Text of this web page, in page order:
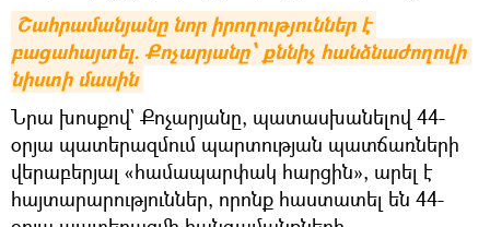
Շահրամանյանը նոր իրողություններ է
բացահայտել. Քոչարյանը՝ քննիչ հանձնաժողովի
նիստի մասին
Նրա խոսքով` Քոչարյանը, պատասխանելով 44-
օրյա պատերազմում պարտության պատճառների
վերաբերյալ «համապարփակ հարցին», արել է
հայտարարություններ, որոնք հաստատել են 44-